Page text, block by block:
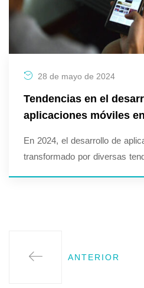
28 de mayo de 2024
Tendencias en el
aplicaciones móviles
En 2024, el desarrollo de
transformado por diversas
ANTERIOR